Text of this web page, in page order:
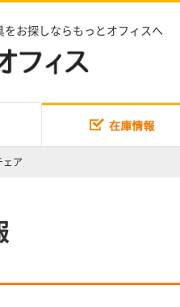
お探しならもっとオフィスへ
ェア